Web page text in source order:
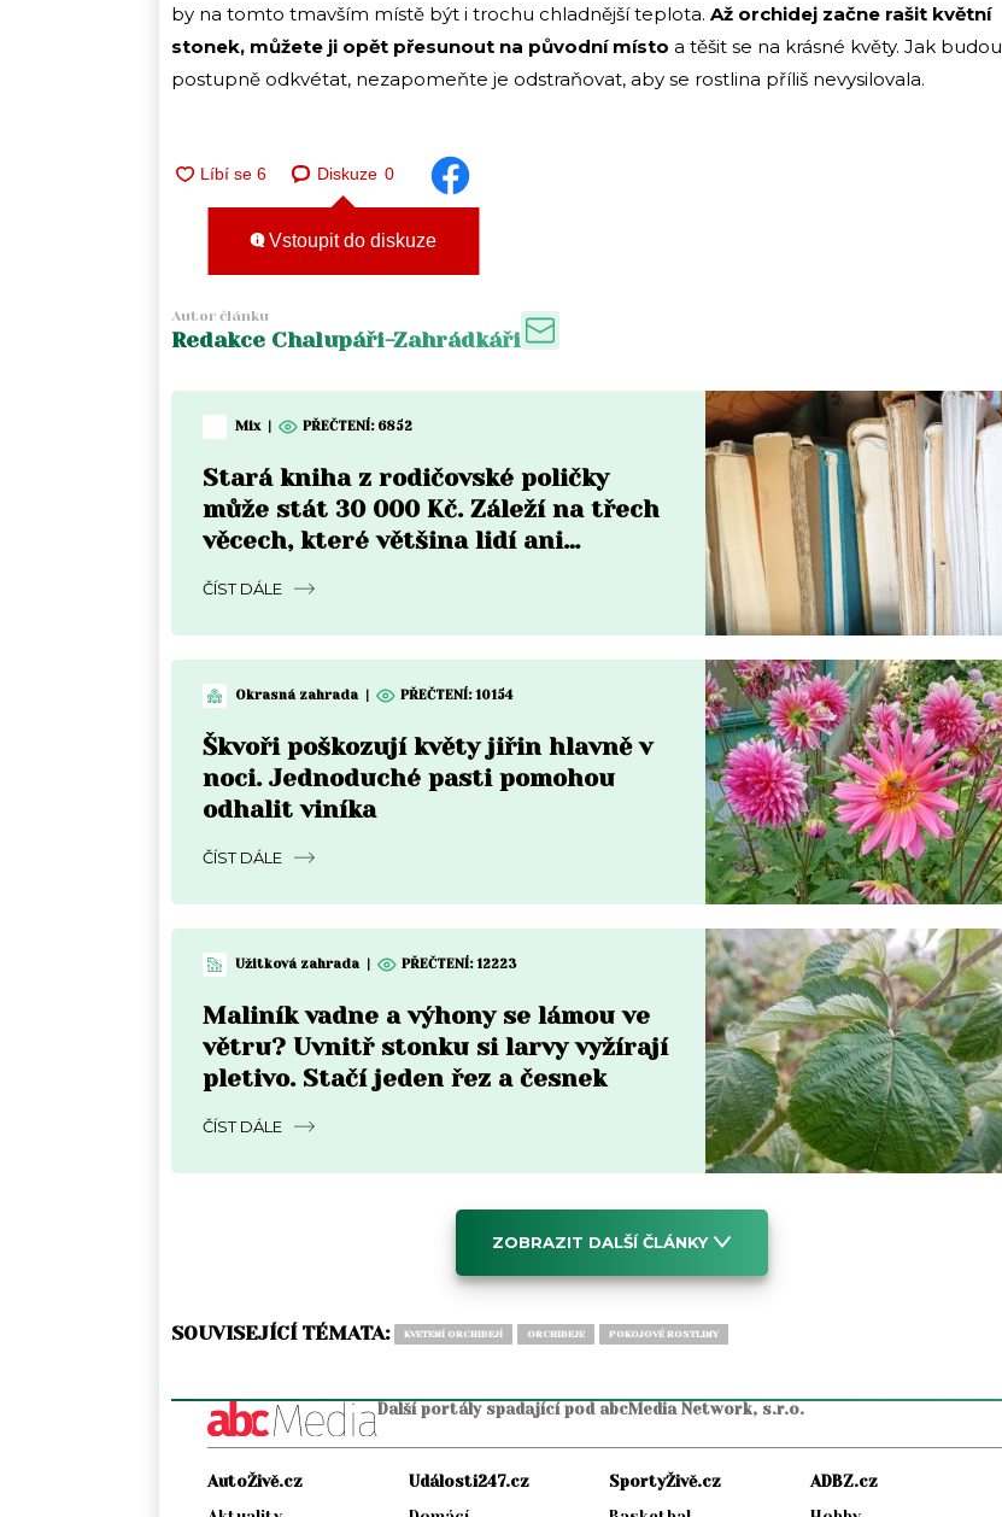
by na tomto tmavším místě být i trochu chladnější teplota. Až orchidej začne rašit květní
stonek, můžete ji opět přesunout na původní místo a těšit se na krásné květy. Jak budou
postupně odkvétat, nezapomeňte je odstraňovat, aby se rostlina příliš nevysilovala.
Diskuze 0
Vstoupit do diskuze
Autor článku
Redakce Chalupáři-Zahrádkáři
Mix PŘEČTENÍ: 6852
Stará kniha z rodičovské poličky
může stát 30 000 Kč. Záleží na třech
věcech, které většina lidí ani
ČÍST DÁLE
Okrasná zahrada PŘEČTENÍ:10154
Škvoři poškozují květy jiřin hlavně v
noci. Jednoduché pasti pomohou
odhalit viníka
ČÍST DÁLE
Užitková zahrada PŘEČTENÍ:12223
Maliník vadne a výhony se lámou ve
větru? Uvnitř stonku si larvy vyžírají
pletivo. Stačí jeden řez a česnek
ČÍST DÁLE
ZOBRAZIT DALŠÍ ČLÁNKY
SOUVISEJÍCÍ TÉMATA: KVETENÍ ORCHIDEJÍ ORCHIDEJE POKOJOVÉ ROSTLINY
Další portály spadající pod abcMedia Network, s.r.o.
AutoŽivě.cz
Události247.cz
SportyŽivě.cz
ADBZ.cz